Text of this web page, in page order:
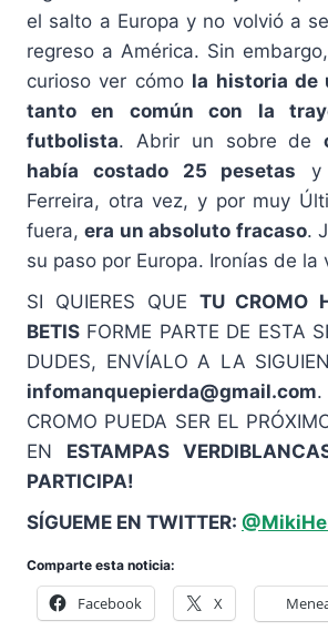
el salto a Europa y no volvió a
regreso a América. Sin
curioso ver cómo la historia de
tanto en común con la
futbolista. Abrir un sobre de
había costado 25 pesetas y
Ferreira, otra vez, y por muy
fuera,era un absoluto fracaso.
su paso por Europa. Ironías de la
SI QUIERES QUE TU CROMO
BETIS FORME PARTE DE ESTA
DUDES, ENVÍALO A LA
infomanquepierda@gmail.com
CROMO PUEDA SER EL
EN ESTAMPAS
PARTICIPA!
SÍGUEME EN TWITTER:
Comparte esta noticia:
Facebook X